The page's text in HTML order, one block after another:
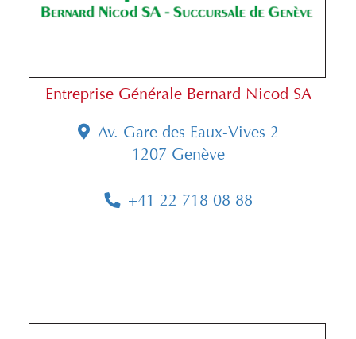
Entreprise Générale Bernard Nicod SA
Av. Gare des Eaux-Vives 2
1207 Genève
+41 22 718 08 88